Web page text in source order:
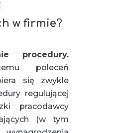
w firmie?
procedury.
poleceń
się zwykle
regulującej
pracodawcy
(w tym